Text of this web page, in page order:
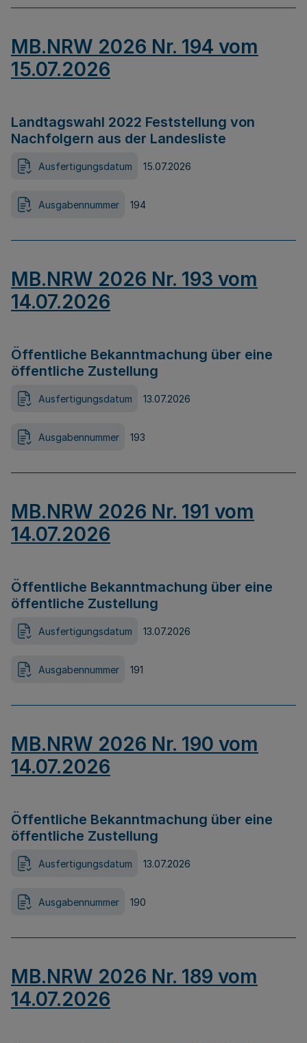
MB.NRW 2026 Nr. 194 vom
15.07.2026
Landtagswahl 2022 Feststellung von
Nachfolgern aus der Landesliste
Ausfertigungsdatum 15.07.2026
Ausgabennummer 194
MB.NRW 2026 Nr. 193 vom
14.07.2026
Öffentliche Bekanntmachung über eine
öffentliche Zustellung
Ausfertigungsdatum 13.07.2026
Ausgabennummer 193
MB.NRW 2026 Nr. 191 vom
14.07.2026
Öffentliche Bekanntmachung über eine
öffentliche Zustellung
Ausfertigungsdatum 13.07.2026
Ausgabennummer 191
MB.NRW 2026 Nr. 190 vom
14.07.2026
Öffentliche Bekanntmachung über eine
öffentliche Zustellung
Ausfertigungsdatum 13.07.2026
Ausgabennummer 190
MB.NRW 2026 Nr. 189 vom
14.07.2026